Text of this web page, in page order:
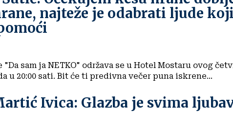
najteže je odabrati ljude
"Da sam ja NETKO" održava se u Hotel Mostaru ovog
19. listopada u 20:00 sati. Bit će ti predivna večer puna iskrene...
Ivica: Glazba je svima